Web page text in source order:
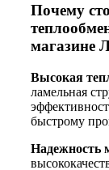
Почему
магазине
Высокая
ламельная
быстрому
Надежность